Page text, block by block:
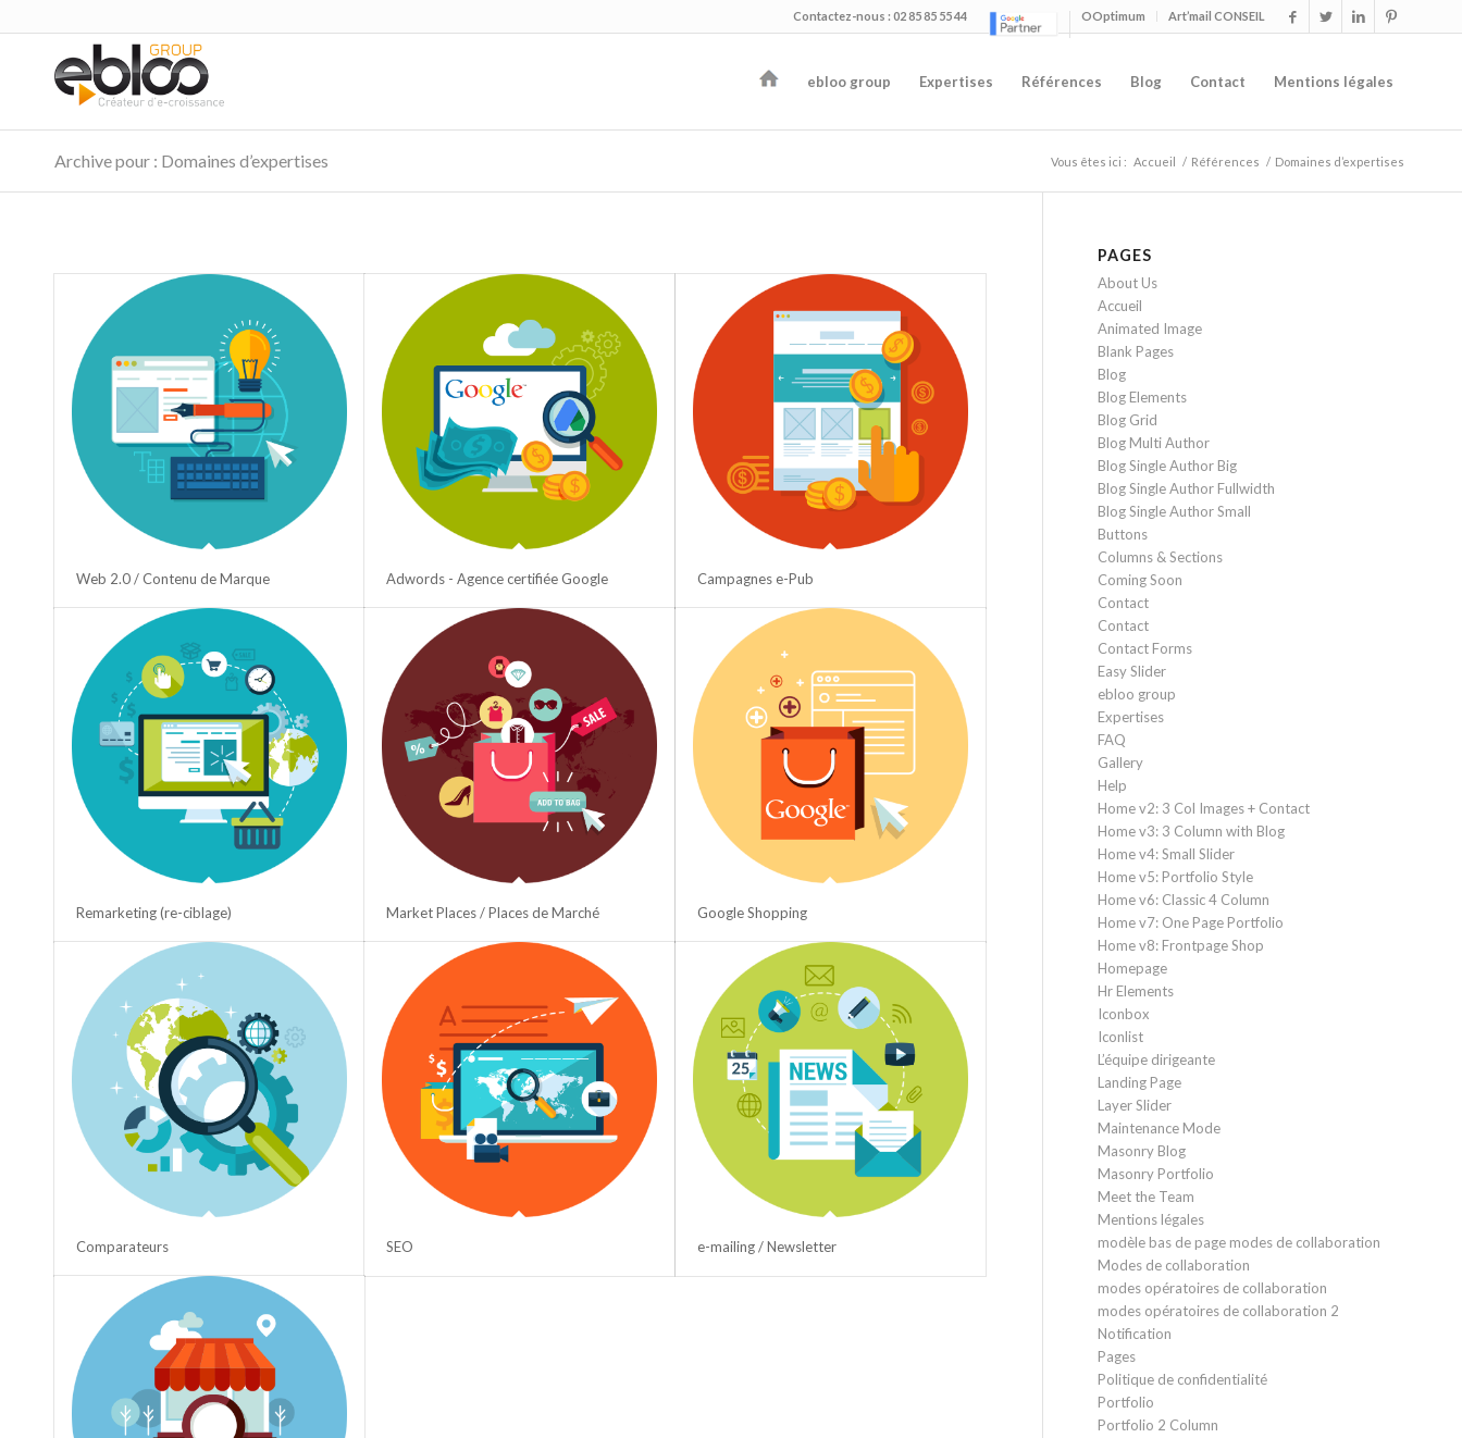
OOptimum Art’mail CONSEIL
Contactez-nous : 02 85 85 55 44
ebloo group Expertises Références Blog Contact Mentions légales
Archive pour : Domaines d’expertises Vous êtes ici : Accueil / Références / Domaines d’expertises
Web 2.0 / Contenu de Marque Adwords - Agence certifiée Google Campagnes e-Pub
Remarketing (re-ciblage) Market Places / Places de Marché Google Shopping
Comparateurs SEO e-mailing / Newsletter
PAGES
About Us
Accueil
Animated Image
Blank Pages
Blog
Blog Elements
Blog Grid
Blog Multi Author
Blog Single Author Big
Blog Single Author Fullwidth
Blog Single Author Small
Buttons
Columns & Sections
Coming Soon
Contact
Contact
Contact Forms
Easy Slider
ebloo group
Expertises
FAQ
Gallery
Help
Home v2: 3 Col Images + Contact
Home v3: 3 Column with Blog
Home v4: Small Slider
Home v5: Portfolio Style
Home v6: Classic 4 Column
Home v7: One Page Portfolio
Home v8: Frontpage Shop
Homepage
Hr Elements
Iconbox
Iconlist
L’équipe dirigeante
Landing Page
Layer Slider
Maintenance Mode
Masonry Blog
Masonry Portfolio
Meet the Team
Mentions légales
modèle bas de page modes de collaboration
Modes de collaboration
modes opératoires de collaboration
modes opératoires de collaboration 2
Notification
Pages
Politique de confidentialité
Portfolio
Portfolio 2 Column